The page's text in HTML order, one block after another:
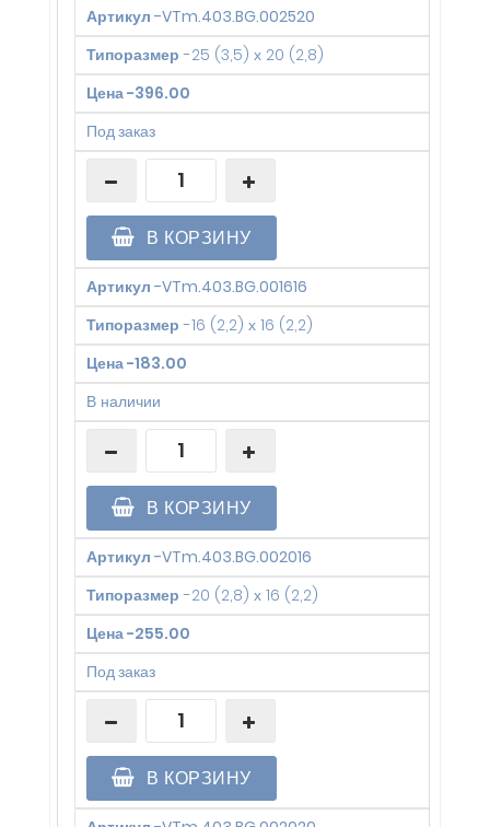
Артикул -VTm.403.BG.002520
Типоразмер -25 (3,5) х 20 (2,8)
Цена-396.00
Под заказ
В КОРЗИНУ
Артикул -VTm.403.BG.001616
Типоразмер -16 (2,2) х 16 (2,2)
Цена-183.00
В наличии
В КОРЗИНУ
Артикул -VTm.403.BG.002016
Типоразмер -20 (2,8) х 16 (2,2)
Цена-255.00
Под заказ
В КОРЗИНУ